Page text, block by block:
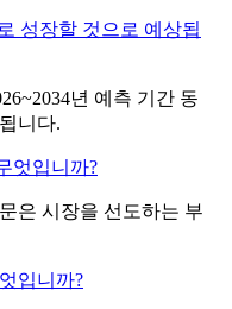
성장할 것으로 예상됩
년 예측 기간 동
니다.
엇입니까?
은 시장을 선도하는 부
입니까?